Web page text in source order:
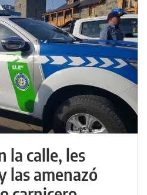
la calle, les
las amenazó